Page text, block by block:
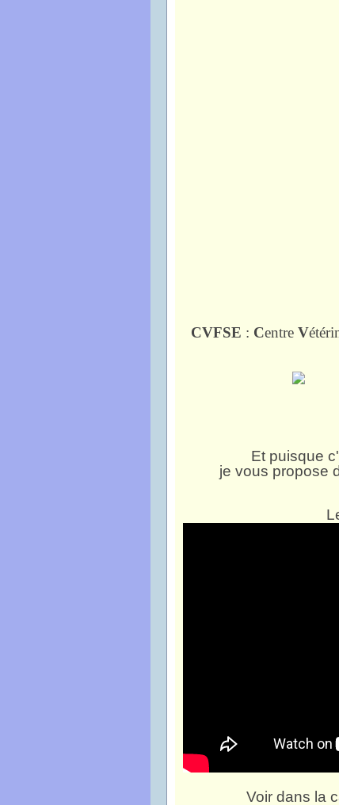
CVFSE : Centre V
Et puisque
je vous propose
Voir dans la